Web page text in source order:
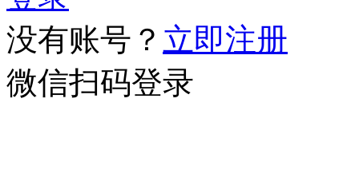
没有账号？ 立即注册
微信扫码登录